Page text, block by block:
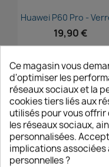
Aperçu
Huawei P60 Pro -
19,90 €
Aperçu
Huawei P50 Lite -
14,90 €
Ce magasin vous
d'optimiser les
réseaux sociaux et la
cookies tiers liés aux
utilisés pour vous
les réseaux sociaux,
personnalisées.
implications associées
personnelles ?